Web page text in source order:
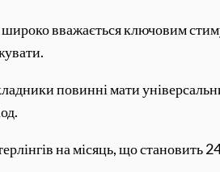
вважається ключовим
повинні мати
на місяць, що становить